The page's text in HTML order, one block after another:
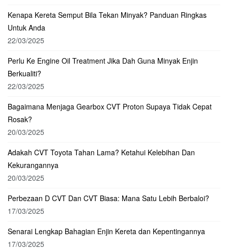
Kenapa Kereta Semput Bila Tekan Minyak? Panduan Ringkas
Untuk Anda
22/03/2025
Perlu Ke Engine Oil Treatment Jika Dah Guna Minyak Enjin
Berkualiti?
22/03/2025
Bagaimana Menjaga Gearbox CVT Proton Supaya Tidak Cepat
Rosak?
20/03/2025
Adakah CVT Toyota Tahan Lama? Ketahui Kelebihan Dan
Kekurangannya
20/03/2025
Perbezaan D CVT Dan CVT Biasa: Mana Satu Lebih Berbaloi?
17/03/2025
Senarai Lengkap Bahagian Enjin Kereta dan Kepentingannya
17/03/2025